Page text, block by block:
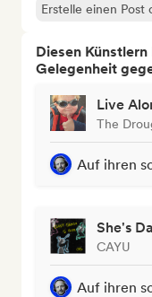
Erstelle einen Post
Diesen
Gelegenheit
Live
The
Auf ihren
She's
CAYU
Auf ihren